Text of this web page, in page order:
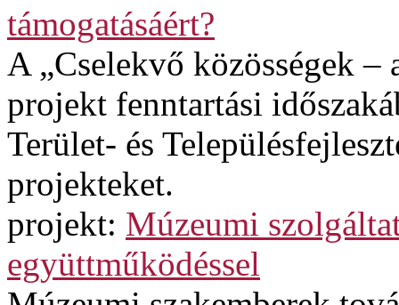
támogatásáért?
A „Cselekvő közösségek –
projekt fenntartási
Terület- és
projekteket.
projekt: Múzeumi
együttműködéssel